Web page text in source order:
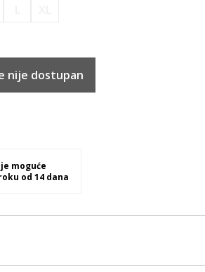
nije dostupan
moguće
od 14 dana